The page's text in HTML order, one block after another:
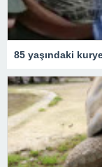
85 yaşındaki